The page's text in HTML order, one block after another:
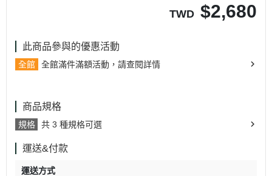
TWD $2,680
此商品參與的優惠活動
全館 全館滿件滿額活動，請查閱詳情
商品規格
規格 共 3 種規格可選
運送&付款
運送方式